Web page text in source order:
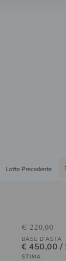
Lotto Precedente
€ 220,00
BASE D'ASTA
€ 450,00 /
STIMA